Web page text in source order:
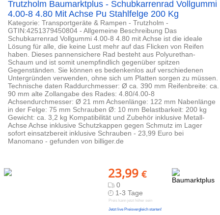
Trutzholm Baumarktplus - Schubkarrenrad Vollgummi
4.00-8 4.80 Mit Achse Pu Stahlfelge 200 Kg
Kategorie: Transportgeräte & Rampen - Trutzholm -
GTIN:4251379450804 - Allgemeine Beschreibung Das
Schubkarrenrad Vollgummi 4.00-8 4.80 mit Achse ist die ideale
Lösung für alle, die keine Lust mehr auf das Flicken von Reifen
haben. Dieses pannensichere Rad besteht aus Polyurethan-
Schaum und ist somit unempfindlich gegenüber spitzen
Gegenständen. Sie können es bedenkenlos auf verschiedenen
Untergründen verwenden, ohne sich um Platten sorgen zu müssen.
Technische daten Raddurchmesser: Ø ca. 390 mm Reifenbreite: ca.
90 mm alte Zollangabe des Rades: 4.80/4.00-8
Achsendurchmesser: Ø 21 mm Achsenlänge: 122 mm Nabenlänge
in der Felge: 75 mm Schrauben Ø: 10 mm Belastbarkeit: 200 kg
Gewicht: ca. 3,2 kg Kompatibilität und Zubehör inklusive Metall-
Achse Achse inklusive Schutzkappen gegen Schmutz im Lager
sofort einsatzbereit inklusive Schrauben - 23,99 Euro bei
Manomano - gefunden von billiger.de
23,99 €
0
1-3 Tage
Preis kann jetzt höher sein
Jetzt live Preisvergleich starten!